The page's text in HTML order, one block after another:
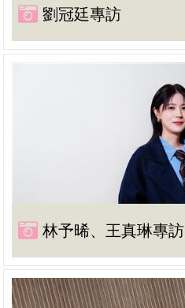
劉冠廷專訪
林予晞、王真琳專訪